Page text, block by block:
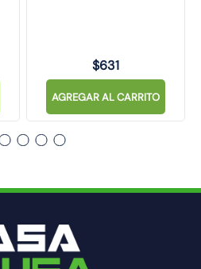
$631
AGREGAR AL CARRITO